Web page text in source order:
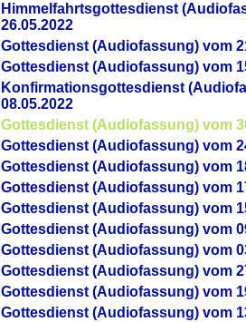
Himmelfahrtsgottesdienst
26.05.2022
Gottesdienst (Audiofassung) vom
Gottesdienst (Audiofassung) vom
Konfirmationsgottesdienst
08.05.2022
Gottesdienst (Audiofassung) vom
Gottesdienst (Audiofassung) vom
Gottesdienst (Audiofassung) vom
Gottesdienst (Audiofassung) vom
Gottesdienst (Audiofassung) vom
Gottesdienst (Audiofassung) vom
Gottesdienst (Audiofassung) vom
Gottesdienst (Audiofassung) vom
Gottesdienst (Audiofassung) vom
Gottesdienst (Audiofassung) vom